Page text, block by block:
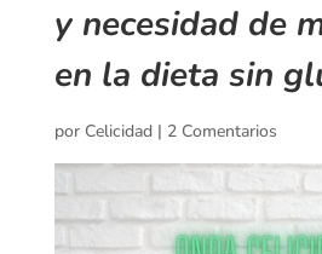
y necesidad de
en la dieta sin
por Celicidad| 2 Comentarios